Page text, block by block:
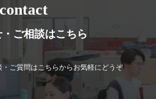
contact
ご相談はこちら
ご質問はこちらからお気軽にどうぞ